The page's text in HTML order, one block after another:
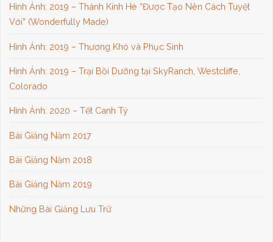
Hình Ảnh: 2019 – Thánh Kinh Hè “Được Tạo Nên Cách Tuyệt
Vời” (Wonderfully Made)
Hình Ảnh: 2019 – Thương Khó và Phục Sinh
Hình Ảnh: 2019 – Trại Bồi Dưỡng tại SkyRanch, Westcliffe,
Colorado
Hình Ảnh: 2020 – Tết Canh Tý
Bài Giảng Năm 2017
Bài Giảng Năm 2018
Bài Giảng Năm 2019
Những Bài Giảng Lưu Trữ